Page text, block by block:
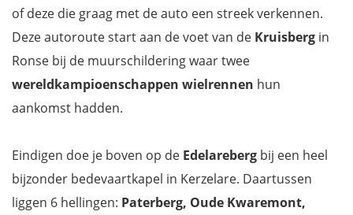
of deze die graag met de auto een streek verkennen.
Deze autoroute start aan de voet van de Kruisberg in
Ronse bij de muurschildering waar twee
wereldkampioenschappen wielrennen hun
aankomst hadden.
Eindigen doe je boven op de Edelareberg bij een heel
bijzonder bedevaartkapel in Kerzelare. Daartussen
liggen 6 hellingen: Paterberg, Oude Kwaremont,